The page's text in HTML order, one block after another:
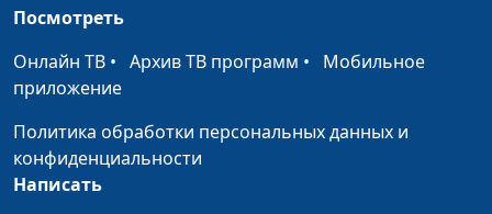
Книга
Паралипоменон
Вениамин Дашкевич,
Книга Царств (вторая
часть)
Вениамин Дашкевич,
Посмотреть
Онлайн ТВ • Архив ТВ программ • Мобильное
приложение
Политика обработки персональных данных и
конфиденциальности
Написать